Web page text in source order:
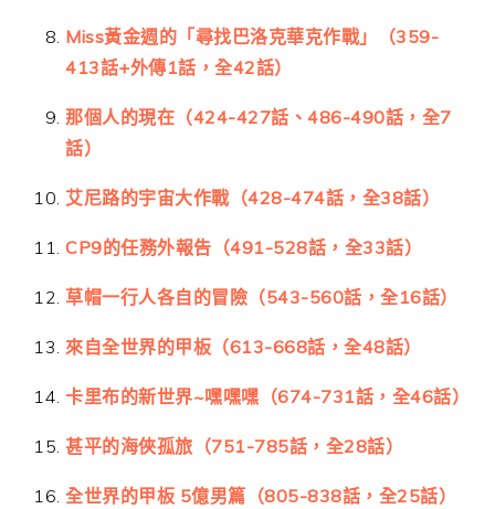
Miss黃金週的「尋找巴洛克華克作戰」（359-
413話+外傳1話，全42話）
那個人的現在（424-427話、486-490話，全7
話）
艾尼路的宇宙大作戰（428-474話，全38話）
CP9的任務外報告（491-528話，全33話）
草帽一行人各自的冒險（543-560話，全16話）
來自全世界的甲板（613-668話，全48話）
卡里布的新世界~嘿嘿嘿（674-731話，全46話）
甚平的海俠孤旅（751-785話，全28話）
全世界的甲板 5億男篇（805-838話，全25話）